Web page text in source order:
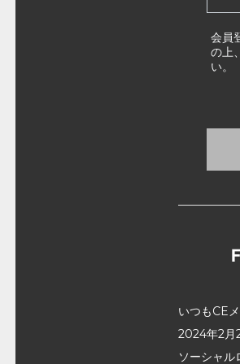
会員
の上
い。
いつもCE
2024年2月
ソーシャ